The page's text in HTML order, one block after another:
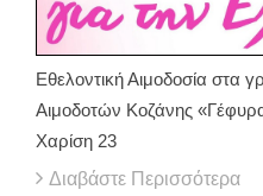
Εθελοντική Αιμοδοσία στα
Αιμοδοτών Κοζάνης
Χαρίση 23
Διαβάστε Περισσότερα